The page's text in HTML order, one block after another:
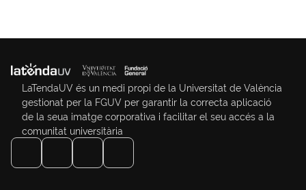
LaTendaUV és un medi propi de la Universitat de València
gestionat per la FGUV per garantir la correcta aplicació
de la seua imatge corporativa i facilitar el seu accés a la
comunitat universitària